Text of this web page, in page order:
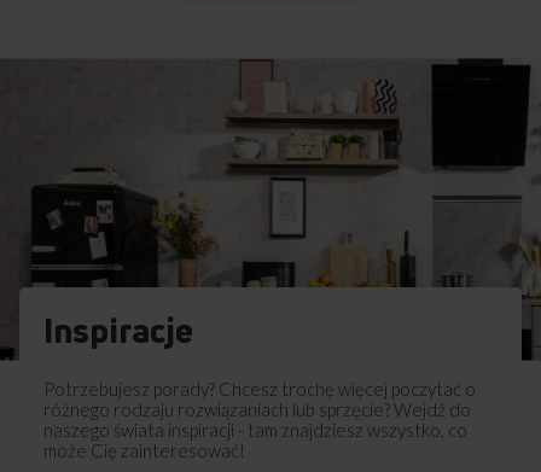
Ostrzeżenia i informacje dotyczące
Pobierz
Skrócona instrukcja obsługi
Instrukcja obsługi Pobierz
Inspiracje
Potrzebujesz porady? Chcesz trochę więcej poczytać o
różnego rodzaju rozwiązaniach lub sprzęcie? Wejdź do
naszego świata inspiracji - tam znajdziesz wszystko, co
może Cię zainteresować!